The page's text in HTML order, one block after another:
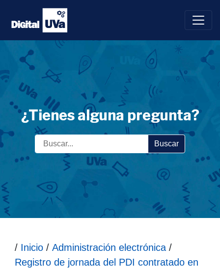
Saltar
contenido
¿Tienes alguna pregunta?
Buscar
Ruta hasta la información
/ Inicio / Administración electrónica /
Registro de jornada del PDI contratado en